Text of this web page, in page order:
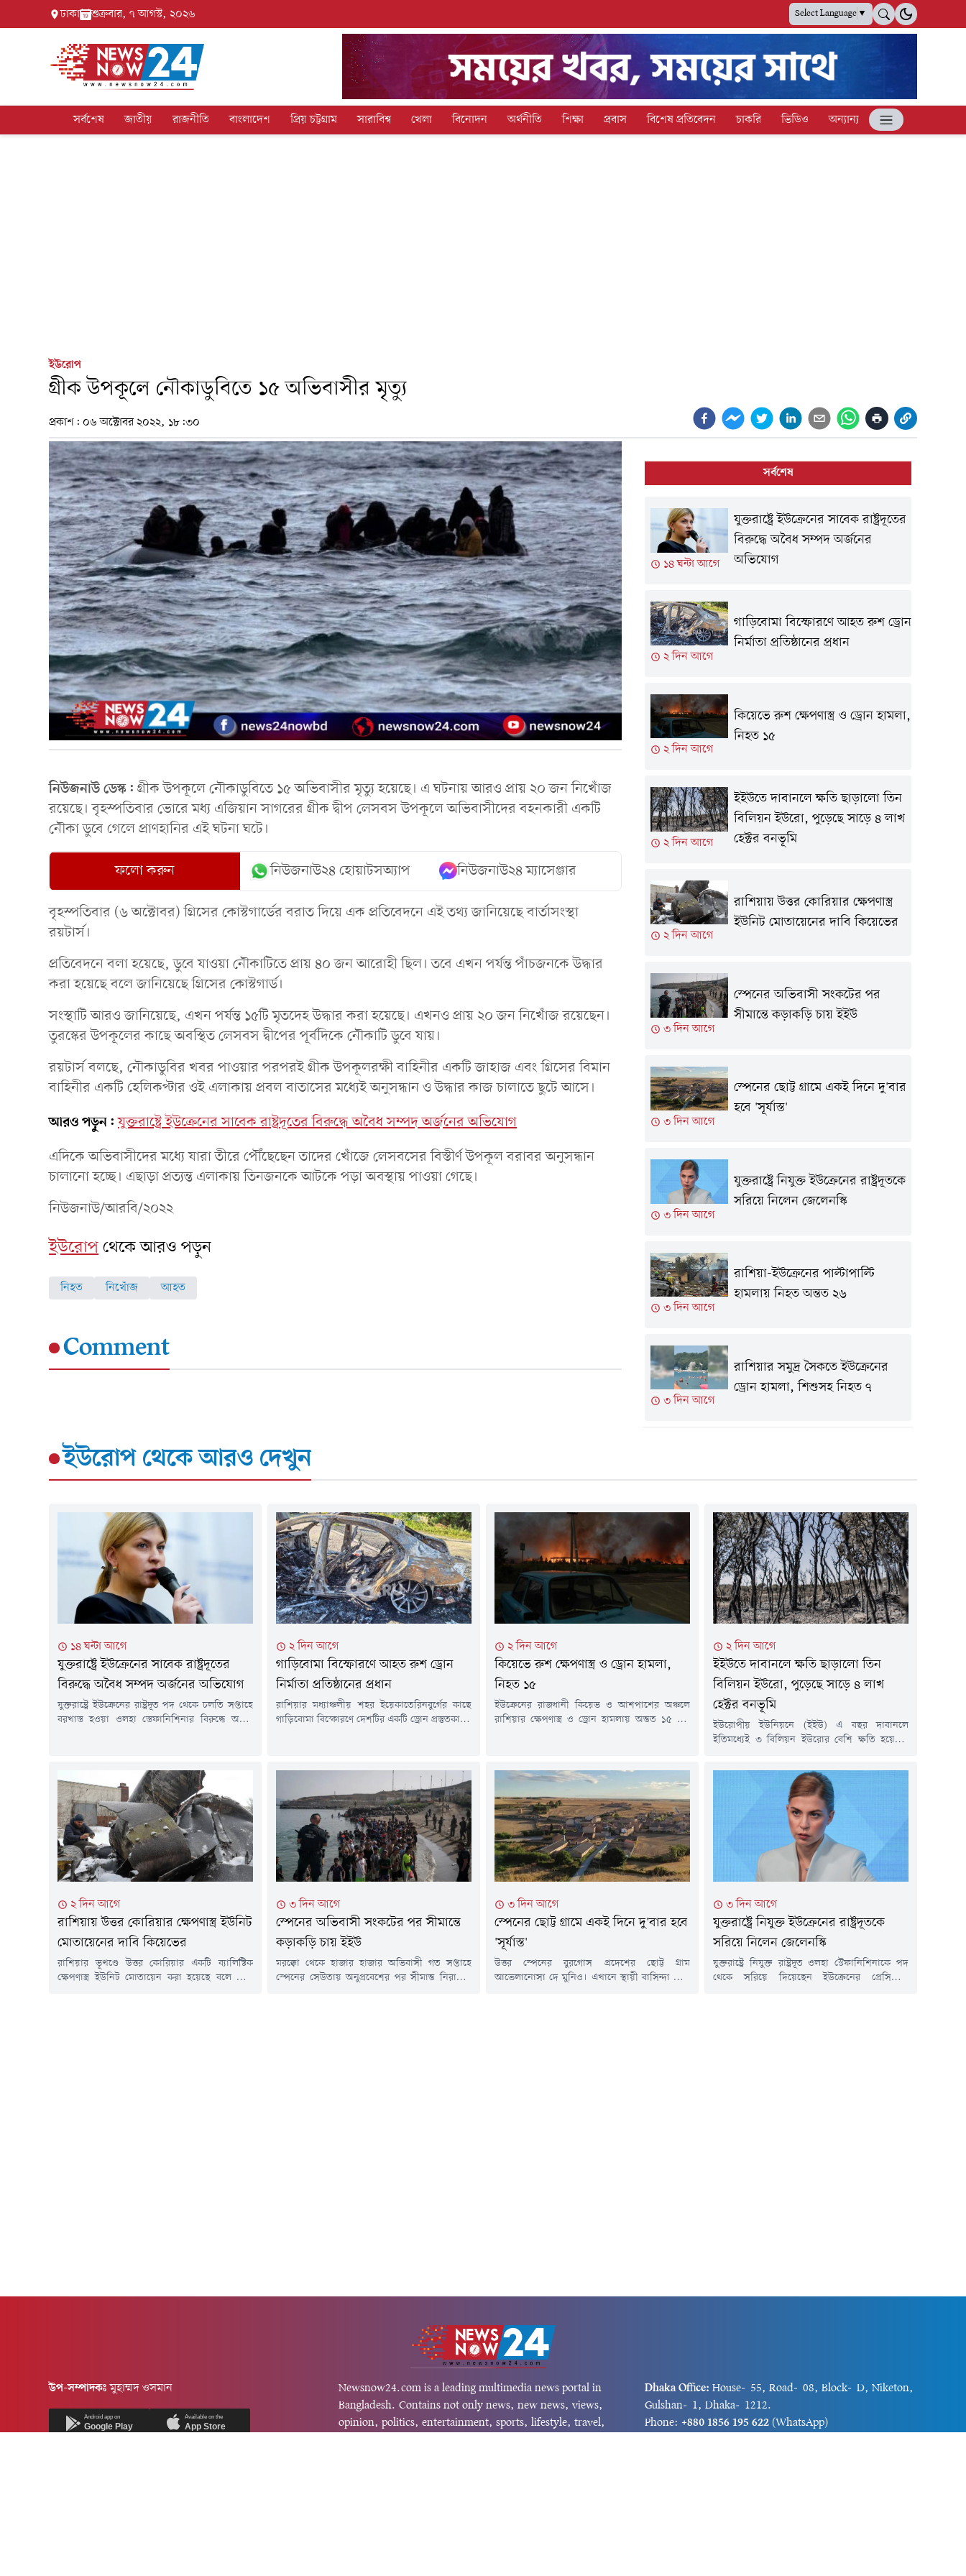
ঢাকা শুক্রবার, ৭ আগস্ট, ২০২৬ Select Language▼
সর্বশেষ জাতীয় রাজনীতি বাংলাদেশ প্রিয় চট্টগ্রাম সারাবিশ্ব খেলা বিনোদন অর্থনীতি শিক্ষা প্রবাস বিশেষ প্রতিবেদন চাকরি ভিডিও অন্যান্য
ইউরোপ
গ্রীক উপকূলে নৌকাডুবিতে ১৫ অভিবাসীর মৃত্যু
প্রকাশ: ০৬ অক্টোবর ২০২২, ১৮:৩০
নিউজনাউ ডেস্ক: গ্রীক উপকূলে নৌকাডুবিতে ১৫ অভিবাসীর মৃত্যু হয়েছে। এ ঘটনায় আরও প্রায় ২০ জন নিখোঁজ
রয়েছে। বৃহস্পতিবার ভোরে মধ্য এজিয়ান সাগরের গ্রীক দ্বীপ লেসবস উপকূলে অভিবাসীদের বহনকারী একটি
নৌকা ডুবে গেলে প্রাণহানির এই ঘটনা ঘটে।
ফলো করুন নিউজনাউ২৪ হোয়াটসঅ্যাপ নিউজনাউ২৪ ম্যাসেঞ্জার
বৃহস্পতিবার (৬ অক্টোবর) গ্রিসের কোস্টগার্ডের বরাত দিয়ে এক প্রতিবেদনে এই তথ্য জানিয়েছে বার্তাসংস্থা
রয়টার্স।
প্রতিবেদনে বলা হয়েছে, ডুবে যাওয়া নৌকাটিতে প্রায় ৪০ জন আরোহী ছিল। তবে এখন পর্যন্ত পাঁচজনকে উদ্ধার
করা হয়েছে বলে জানিয়েছে গ্রিসের কোস্টগার্ড।
সংস্থাটি আরও জানিয়েছে, এখন পর্যন্ত ১৫টি মৃতদেহ উদ্ধার করা হয়েছে। এখনও প্রায় ২০ জন নিখোঁজ রয়েছেন।
তুরস্কের উপকূলের কাছে অবস্থিত লেসবস দ্বীপের পূর্বদিকে নৌকাটি ডুবে যায়।
রয়টার্স বলছে, নৌকাডুবির খবর পাওয়ার পরপরই গ্রীক উপকূলরক্ষী বাহিনীর একটি জাহাজ এবং গ্রিসের বিমান
বাহিনীর একটি হেলিকপ্টার ওই এলাকায় প্রবল বাতাসের মধ্যেই অনুসন্ধান ও উদ্ধার কাজ চালাতে ছুটে আসে।
আরও পড়ুন: যুক্তরাষ্ট্রে ইউক্রেনের সাবেক রাষ্ট্রদূতের বিরুদ্ধে অবৈধ সম্পদ অর্জনের অভিযোগ
এদিকে অভিবাসীদের মধ্যে যারা তীরে পৌঁছেছেন তাদের খোঁজে লেসবসের বিস্তীর্ণ উপকূল বরাবর অনুসন্ধান
চালানো হচ্ছে। এছাড়া প্রত্যন্ত এলাকায় তিনজনকে আটকে পড়া অবস্থায় পাওয়া গেছে।
নিউজনাউ/আরবি/২০২২
ইউরোপথেকে আরও পড়ুন
নিহত নিখোঁজ আহত
Comment
সর্বশেষ
১৪ ঘন্টা আগে
যুক্তরাষ্ট্রে ইউক্রেনের সাবেক রাষ্ট্রদূতের
বিরুদ্ধে অবৈধ সম্পদ অর্জনের
অভিযোগ
২ দিন আগে
গাড়িবোমা বিস্ফোরণে আহত রুশ ড্রোন
নির্মাতা প্রতিষ্ঠানের প্রধান
২ দিন আগে
কিয়েভে রুশ ক্ষেপণাস্ত্র ও ড্রোন হামলা,
নিহত ১৫
২ দিন আগে
ইইউতে দাবানলে ক্ষতি ছাড়ালো তিন
বিলিয়ন ইউরো, পুড়েছে সাড়ে ৪ লাখ
হেক্টর বনভূমি
২ দিন আগে
রাশিয়ায় উত্তর কোরিয়ার ক্ষেপণাস্ত্র
ইউনিট মোতায়েনের দাবি কিয়েভের
৩ দিন আগে
স্পেনের অভিবাসী সংকটের পর
সীমান্তে কড়াকড়ি চায় ইইউ
৩ দিন আগে
স্পেনের ছোট্ট গ্রামে একই দিনে দু'বার
হবে 'সূর্যাস্ত'
৩ দিন আগে
যুক্তরাষ্ট্রে নিযুক্ত ইউক্রেনের রাষ্ট্রদূতকে
সরিয়ে নিলেন জেলেনস্কি
৩ দিন আগে
রাশিয়া-ইউক্রেনের পাল্টাপাল্টি
হামলায় নিহত অন্তত ২৬
৩ দিন আগে
রাশিয়ার সমুদ্র সৈকতে ইউক্রেনের
ড্রোন হামলা, শিশুসহ নিহত ৭
ইউরোপথেকে আরও দেখুন
১৪ ঘন্টা আগে
যুক্তরাষ্ট্রে ইউক্রেনের সাবেক রাষ্ট্রদূতের
বিরুদ্ধে অবৈধ সম্পদ অর্জনের অভিযোগ
যুক্তরাষ্ট্রে ইউক্রেনের রাষ্ট্রদূত পদ থেকে চলতি সপ্তাহে
বরখাস্ত হওয়া ওলহা স্তেফানিশিনার বিরুদ্ধে অবৈধ
সর্বশেষ উচ্চপদস্থ কর্মকর্তার বিরুদ্ধে পদক্ষেপ।
রয়টার্সের প্রতিবেদনে এ তথ্য উঠে এসেছে।রাষ্ট্রদূত
হওয়ার আগে উপ-প্রধানমন্ত্রীর দায়িত্বে থাকা
স্তেফানিশিনা দুটি অ্যাপার্টমেন্টসহ...
২ দিন আগে
গাড়িবোমা বিস্ফোরণে আহত রুশ ড্রোন
নির্মাতা প্রতিষ্ঠানের প্রধান
রাশিয়ার মধ্যাঞ্চলীয় শহর ইয়েকাতেরিনবুর্গের কাছে
গাড়িবোমা বিস্ফোরণে দেশটির একটি ড্রোন প্রস্তুতকারক
এসেছে।আহত ভ্লাদিমির তাকাচুক 'উরালদ্রোনজাভোদ'
নামের প্রতিষ্ঠানটির প্রধান। বর্তমানে তিনি
হাসপাতালের নিবিড় পরিচর্যা কেন্দ্রে (আইসিইউ)
চিকিৎসাধীন। রুশ রাষ্ট্রীয় বার্তা...
২ দিন আগে
কিয়েভে রুশ ক্ষেপণাস্ত্র ও ড্রোন হামলা,
নিহত ১৫
ইউক্রেনের রাজধানী কিয়েভ ও আশপাশের অঞ্চলে
রাশিয়ার ক্ষেপণাস্ত্র ও ড্রোন হামলায় অন্তত ১৫ জন
ভবন ও বিভিন্ন স্থাপনা ক্ষতিগ্রস্ত হয়েছে। চার বছরের
বেশি সময় ধরে চলা রাশিয়ার পূর্ণমাত্রার আগ্রাসনের
মধ্যে এটি...
২ দিন আগে
ইইউতে দাবানলে ক্ষতি ছাড়ালো তিন
বিলিয়ন ইউরো, পুড়েছে সাড়ে ৪ লাখ
হেক্টর বনভূমি
ইউরোপীয় ইউনিয়নে (ইইউ) এ বছর দাবানলে
ইতিমধ্যেই ৩ বিলিয়ন ইউরোর বেশি ক্ষতি হয়েছে।
ক্ষতিকেও ছাড়িয়ে গেছে।ফাইন্যান্সিয়াল টাইমসের এক
প্রতিবেদনে এই তথ্য উঠে এসেছে।ফ্রান্স, স্পেন,
পর্তুগাল, গ্রিস ও রোমানিয়ায় চলমান অগ্নিকাণ্ড
মৌসুমের প্রথম দুই মাসেই প্রায় সাড়ে চার লাখ হেক্টর
জমি আগুনে ভস্মীভূত হয়েছে। প্রতিবেদনে বলা...
২ দিন আগে
রাশিয়ায় উত্তর কোরিয়ার ক্ষেপণাস্ত্র ইউনিট
মোতায়েনের দাবি কিয়েভের
রাশিয়ার ভূখণ্ডে উত্তর কোরিয়ার একটি ব্যালিস্টিক
ক্ষেপণাস্ত্র ইউনিট মোতায়েন করা হয়েছে বলে দাবি
৩ দিন আগে
স্পেনের অভিবাসী সংকটের পর সীমান্তে
কড়াকড়ি চায় ইইউ
মরক্কো থেকে হাজার হাজার অভিবাসী গত সপ্তাহে
স্পেনের সেউতায় অনুপ্রবেশের পর সীমান্ত নিরাপত্তা
৩ দিন আগে
স্পেনের ছোট্ট গ্রামে একই দিনে দু'বার হবে
'সূর্যাস্ত'
উত্তর স্পেনের বুরগোস প্রদেশের ছোট্ট গ্রাম
আভেলানোসা দে মুনিও। এখানে স্থায়ী বাসিন্দা খুবই
৩ দিন আগে
যুক্তরাষ্ট্রে নিযুক্ত ইউক্রেনের রাষ্ট্রদূতকে
সরিয়ে নিলেন জেলেনস্কি
যুক্তরাষ্ট্রে নিযুক্ত রাষ্ট্রদূত ওলহা স্টেফানিশিনাকে পদ
থেকে সরিয়ে দিয়েছেন ইউক্রেনের প্রেসিডেন্ট
উপ-সম্পাদকঃমুহাম্মদ ওসমান
Android app on
Google Play
Available on the
App Store
Newsnow24.com is a leading multimedia news portal in
Bangladesh. Contains not only news, new news, views,
opinion, politics, entertainment, sports, lifestyle, travel,
Dhaka Office: House-55, Road-08, Block-D, Niketon,
Gulshan-1, Dhaka-1212.
Phone: +880 1856 195 622 (WhatsApp)